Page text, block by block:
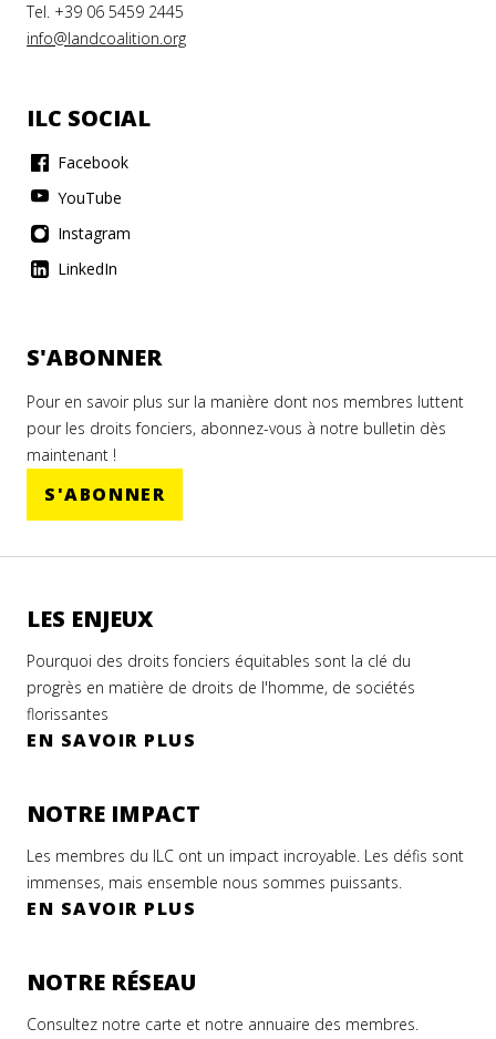
Tel. +39 06 5459 2445
info@landcoalition.org
ILC SOCIAL
Facebook
YouTube
Instagram
LinkedIn
S'ABONNER
Pour en savoir plus sur la manière dont nos membres luttent
pour les droits fonciers, abonnez-vous à notre bulletin dès
maintenant !
S'ABONNER
LES ENJEUX
Pourquoi des droits fonciers équitables sont la clé du
progrès en matière de droits de l'homme, de sociétés
florissantes
EN SAVOIR PLUS
NOTRE IMPACT
Les membres du ILC ont un impact incroyable. Les défis sont
immenses, mais ensemble nous sommes puissants.
EN SAVOIR PLUS
NOTRE RÉSEAU
Consultez notre carte et notre annuaire des membres.